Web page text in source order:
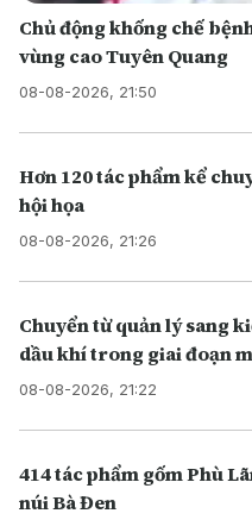
Chủ động khống chế
vùng cao Tuyên Quang
08-08-2026, 21:50
Hơn 120 tác phẩm kể
hội họa
08-08-2026, 21:26
Chuyển từ quản lý sang
dầu khí trong giai đoạn
08-08-2026, 21:22
414 tác phẩm gốm Phù
núi Bà Đen